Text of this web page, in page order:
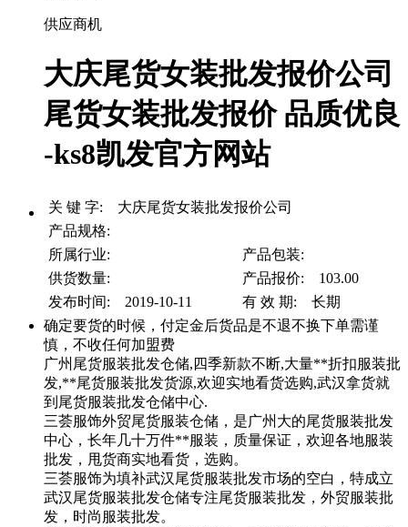
供应商机
大庆尾货女装批发报价公司
尾货女装批发报价 品质优良
-ks8凯发官方网站
关 键 字: 大庆尾货女装批发报价公司
产品规格:
所属行业:
产品包装:
供货数量:
产品报价: 103.00
发布时间: 2019-10-11
有 效 期: 长期
确定要货的时候，付定金后货品是不退不换下单需谨
慎，不收任何加盟费
广州尾货服装批发仓储,四季新款不断,大量**折扣服装批
发,**尾货服装批发货源,欢迎实地看货选购,武汉拿货就
到尾货服装批发仓储中心.
三荟服饰外贸尾货服装仓储，是广州大的尾货服装批发
中心，长年几十万件**服装，质量保证，欢迎各地服装
批发，甩货商实地看货，选购。
三荟服饰为填补武汉尾货服装批发市场的空白，特成立
武汉尾货服装批发仓储专注尾货服装批发，外贸服装批
发，时尚服装批发。